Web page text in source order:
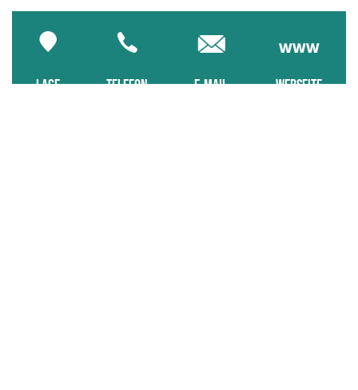
LAGE TELEFON E-MAIL WEBSEITE